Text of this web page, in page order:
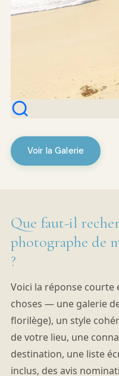
Voir la Galerie
Que faut-il
photographe de
?
Voici la réponse courte
choses — une galerie
florilège), un style
de votre lieu, une
destination, une liste
inclus, des avis